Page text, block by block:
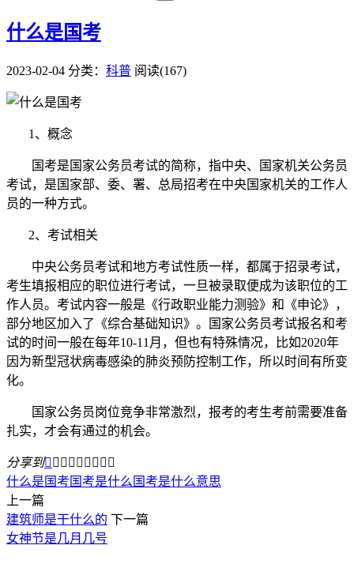
什么是国考
2023-02-04 分类： 科普 阅读(167)
1、概念
国考是国家公务员考试的简称，指中央、国家机关公务员
考试，是国家部、委、署、总局招考在中央国家机关的工作人
员的一种方式。
2、考试相关
中央公务员考试和地方考试性质一样，都属于招录考试，
考生填报相应的职位进行考试，一旦被录取便成为该职位的工
作人员。考试内容一般是《行政职业能力测验》和《申论》，
部分地区加入了《综合基础知识》。国家公务员考试报名和考
试的时间一般在每年10-11月，但也有特殊情况，比如2020年
因为新型冠状病毒感染的肺炎预防控制工作，所以时间有所变
化。
国家公务员岗位竞争非常激烈，报考的考生考前需要准备
扎实，才会有通过的机会。
分享到        
什么是国考 国考是什么 国考是什么意思
上一篇
建筑师是干什么的 下一篇
女神节是几月几号